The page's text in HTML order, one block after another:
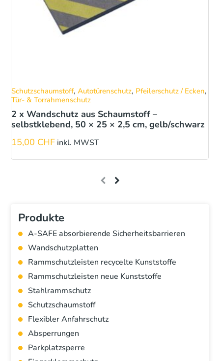
Schutzschaumstoff,Autotürenschutz, Pfeilerschutz / Ecken,
Tür- & Torrahmenschutz
2 x Wandschutz aus Schaumstoff –
selbstklebend, 50 × 25 × 2,5 cm, gelb/schwarz
15,00 CHF inkl. MWST
Produkte
A-SAFE absorbierende Sicherheitsbarrieren
Wandschutzplatten
Rammschutzleisten recycelte Kunststoffe
Rammschutzleisten neue Kunststoffe
Stahlrammschutz
Schutzschaumstoff
Flexibler Anfahrschutz
Absperrungen
Parkplatzsperre